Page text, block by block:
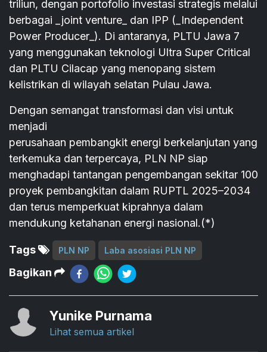
triliun, dengan portofolio investasi strategis melalui
berbagai _joint venture_ dan IPP (_Independent
Power Producer_). Di antaranya, PLTU Jawa 7
yang menggunakan teknologi Ultra Super Critical
dan PLTU Cilacap yang menopang sistem
kelistrikan di wilayah selatan Pulau Jawa.
Dengan semangat transformasi dan visi untuk
menjadi
perusahaan pembangkit energi berkelanjutan yang
terkemuka dan terpercaya, PLN NP siap
menghadapi tantangan pengembangan sekitar 100
proyek pembangkitan dalam RUPTL 2025–2034
dan terus memperkuat kiprahnya dalam
mendukung ketahanan energi nasional.(*)
Tags PLN NP Laba asosiasi PLN NP
Bagikan
Yunike Purnama
Lihat semua artikel